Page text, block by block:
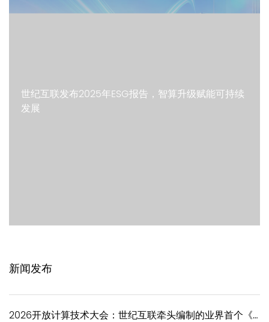
世纪互联发布2025年ESG报告，智算升级赋能可持续
发展
新闻发布